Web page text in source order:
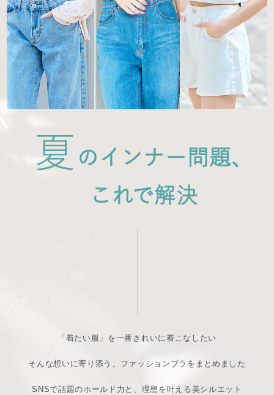
夏 のインナー問題、
これで解決
「着たい服」を一番きれいに着こなしたい
そんな想いに寄り添う、ファッションブラをまとめました
SNSで話題のホールド力と、理想を叶える美シルエット